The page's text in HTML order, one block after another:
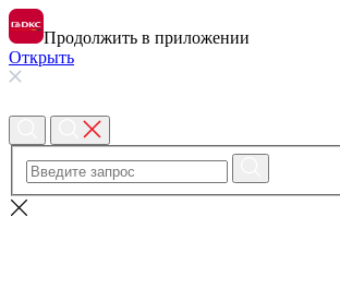
Продолжить в приложении
Открыть